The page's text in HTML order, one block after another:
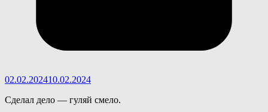
02.02.202410.02.2024
Сделал дело — гуляй смело.